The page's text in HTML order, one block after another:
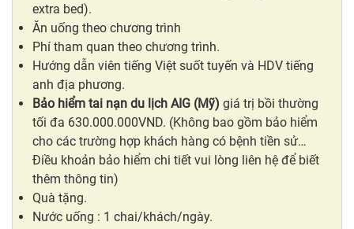
extra bed).
Ăn uống theo chương trình
Phí tham quan theo chương trình.
Hướng dẫn viên tiếng Việt suốt tuyến và HDV tiếng
anh địa phương.
Bảo hiểm tai nạn du lịch AIG (Mỹ) giá trị bồi thường
tối đa 630.000.000VND. (Không bao gồm bảo hiểm
cho các trường hợp khách hàng có bệnh tiền sử…
Điều khoản bảo hiểm chi tiết vui lòng liên hệ để biết
thêm thông tin)
Quà tặng.
Nước uống : 1 chai/khách/ngày.